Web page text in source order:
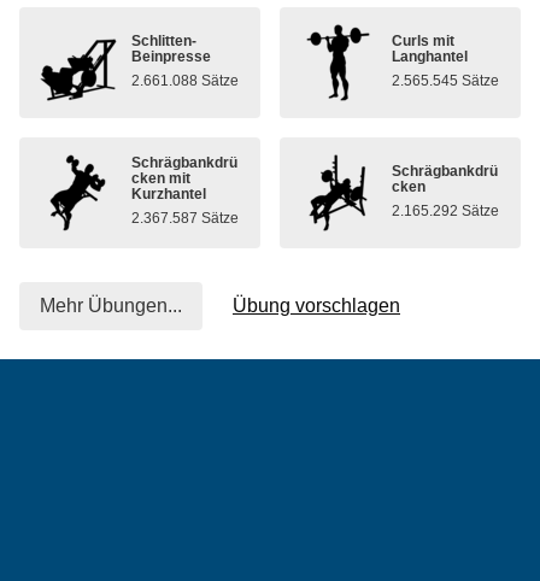
Schlitten-
Beinpresse
2.661.088 Sätze
Curls mit
Langhantel
2.565.545 Sätze
Schrägbankdrü
cken mit
Kurzhantel
2.367.587 Sätze
Schrägbankdrü
cken
2.165.292 Sätze
Mehr Übungen... Übung vorschlagen